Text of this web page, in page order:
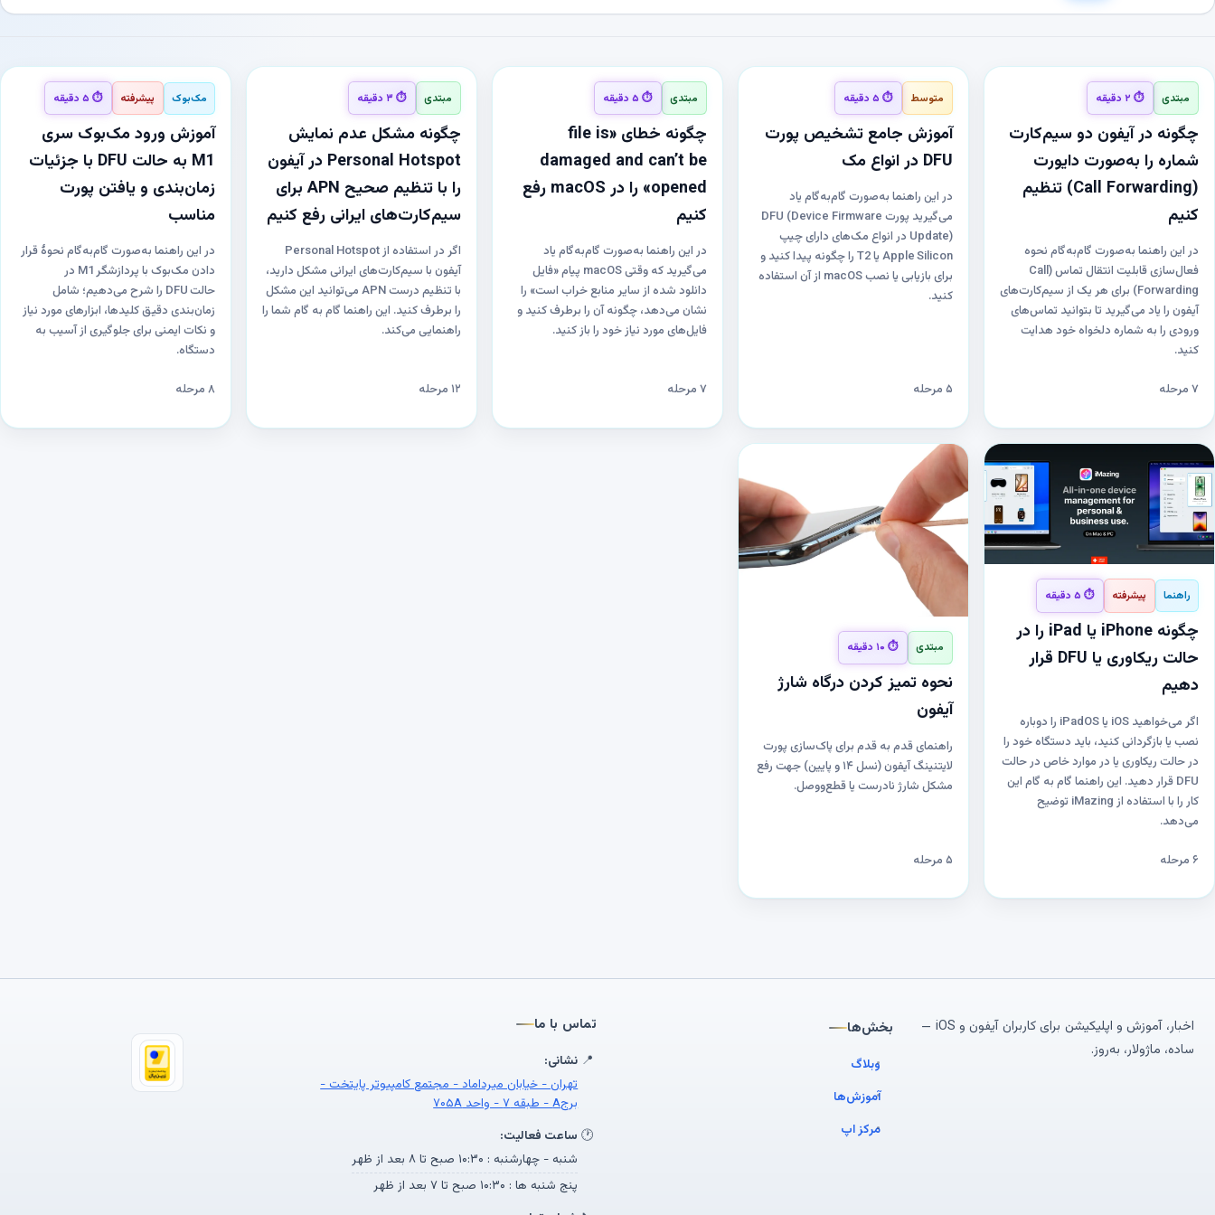
مبتدی ⏱ ۲ دقیقه
چگونه در آیفون دو سیم‌کارت‌
شماره را به‌صورت دایورت
(Call Forwarding) تنظیم
کنیم
در این راهنما به‌صورت گام‌به‌گام نحوه
فعال‌سازی قابلیت انتقال تماس (Call
Forwarding) برای هر یک از سیم‌کارت‌های
آیفون را یاد می‌گیرید تا بتوانید تماس‌های
ورودی را به شماره دلخواه خود هدایت
کنید.
۷ مرحله
متوسط ⏱ ۵ دقیقه
آموزش جامع تشخیص پورت
DFU در انواع مک
در این راهنما به‌صورت گام‌به‌گام یاد
می‌گیرید پورت DFU (Device Firmware
Update) در انواع مک‌های دارای چیپ
Apple Silicon یا T2 را چگونه پیدا کنید و
برای بازیابی یا نصب macOS از آن استفاده
کنید.
۵ مرحله
مبتدی ⏱ ۵ دقیقه
چگونه خطای «file is
damaged and can’t be
opened» را در macOS رفع
کنیم
در این راهنما به‌صورت گام‌به‌گام یاد
می‌گیرید که وقتی macOS پیام «فایل
دانلود شده از سایر منابع خراب است» را
نشان می‌دهد، چگونه آن را برطرف کنید و
فایل‌های مورد نیاز خود را باز کنید.
۷ مرحله
مبتدی ⏱ ۳ دقیقه
چگونه مشکل عدم نمایش
Personal Hotspot در آیفون
را با تنظیم صحیح APN برای
سیم‌کارت‌های ایرانی رفع کنیم
اگر در استفاده از Personal Hotspot
آیفون با سیم‌کارت‌های ایرانی مشکل دارید،
با تنظیم درست APN می‌توانید این مشکل
را برطرف کنید. این راهنما گام به گام شما را
راهنمایی می‌کند.
۱۲ مرحله
مک‌بوک پیشرفته ⏱ ۵ دقیقه
آموزش ورود مک‌بوک سری
M1 به حالت DFU با جزئیات
زمان‌بندی و یافتن پورت
مناسب
در این راهنما به‌صورت گام‌به‌گام نحوهٔ قرار
دادن مک‌بوک با پردازشگر M1 در
حالت DFU را شرح می‌دهیم؛ شامل
زمان‌بندی دقیق کلیدها، ابزارهای مورد نیاز
و نکات ایمنی برای جلوگیری از آسیب به
دستگاه.
۸ مرحله
راهنما پیشرفته ⏱ ۵ دقیقه
چگونه iPhone یا iPad را در
حالت ریکاوری یا DFU قرار
دهیم
اگر می‌خواهید iOS یا iPadOS را دوباره
نصب یا بازگردانی کنید، باید دستگاه خود را
در حالت ریکاوری یا در موارد خاص در حالت
DFU قرار دهید. این راهنما گام به گام این
کار را با استفاده از iMazing توضیح
می‌دهد.
۶ مرحله
مبتدی ⏱ ۱۰ دقیقه
نحوه تمیز کردن درگاه شارژ
آیفون
راهنمای قدم به قدم برای پاک‌سازی پورت
لایتنینگ آیفون (نسل ۱۴ و پایین) جهت رفع
مشکل شارژ نادرست یا قطع‌و‌وصل.
۵ مرحله
اخبار، آموزش و اپلیکیشن برای کاربران آیفون و iOS —
ساده، ماژولار، به‌روز.
بخش‌ها
وبلاگ
آموزش‌ها
مرکز اپ
تماس با ما
📍 نشانی:
تهران - خیابان میرداماد - مجتمع کامپیوتر پایتخت -
برجA - طبقه ۷ - واحد ۷۰۵A
🕐 ساعت فعالیت:
شنبه - چهارشنبه : ۱۰:۳۰ صبح تا ۸ بعد از ظهر
پنج شنبه ها : ۱۰:۳۰ صبح تا ۷ بعد از ظهر